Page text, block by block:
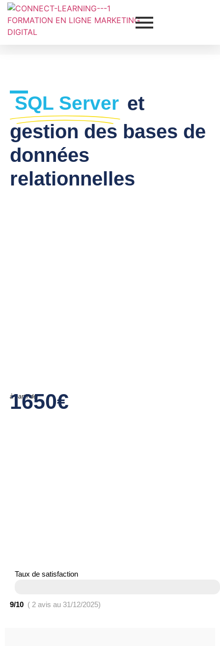
SQL Server et
gestion des bases de
données
relationnelles
à partir de
1650€
Taux de satisfaction
9/10 ( 2 avis au 31/12/2025)